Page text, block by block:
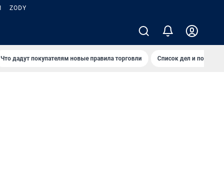
ZODY
Что дадут покупателям новые правила торговли Список дел и покупок